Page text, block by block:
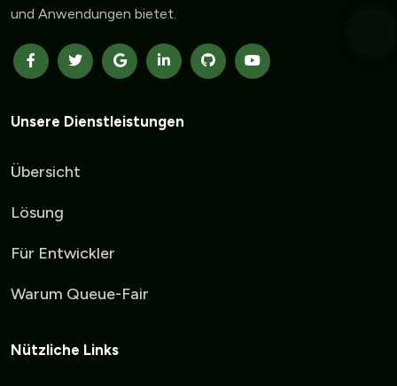
und Anwendungen bietet.
Unsere Dienstleistungen
Übersicht
Lösung
Für Entwickler
Warum Queue-Fair
Nützliche Links